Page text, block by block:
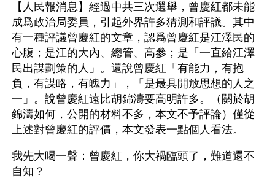
【人民報消息】經過中共三次選舉，曾慶紅都未能
成爲政治局委員，引起外界許多猜測和評議。其中
有一種評議曾慶紅的文章，認爲曾慶紅是江澤民的
心腹；是江的大內、總管、高參；是「一直給江澤
民出謀劃策的人」。還說曾慶紅「有能力，有抱
負，有謀略，有魄力」，「是最具開放思想的人之
一」。說曾慶紅遠比胡錦濤要高明許多。（關於胡
錦濤如何，公開的材料不多，本文不予評論）僅從
上述對曾慶紅的評價，本文發表一點個人看法。
我先大喝一聲：曾慶紅，你大禍臨頭了，難道還不
自知？